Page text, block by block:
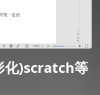
化)scratch等